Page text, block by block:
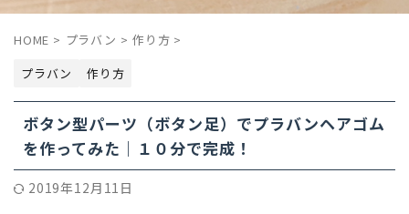
HOME > プラバン > 作り方 >
プラバン
作り方
ボタン型パーツ（ボタン足）でプラバンヘアゴム
を作ってみた｜１０分で完成！
2019年12月11日